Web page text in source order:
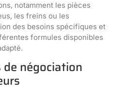
notamment les pièces
les freins ou les
des besoins spécifiques et
formules disponibles
de négociation